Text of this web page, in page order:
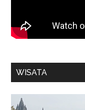
WISATA